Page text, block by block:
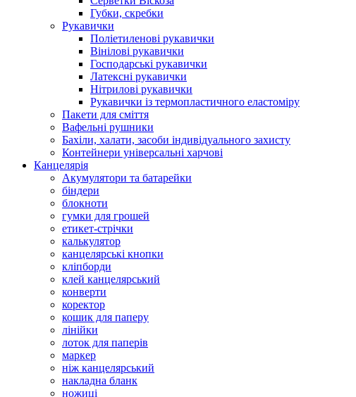
Губки, скребки
Рукавички
Поліетиленові рукавички
Вінілові рукавички
Господарські рукавички
Латексні рукавички
Нітрилові рукавички
Рукавички із термопластичного еластоміру
Пакети для сміття
Вафельні рушники
Бахіли, халати, засоби індивідуального захисту
Контейнери універсальні харчові
Канцелярія
Акумулятори та батарейки
біндери
блокноти
гумки для грошей
етикет-стрічки
калькулятор
канцелярські кнопки
кліпборди
клей канцелярський
конверти
коректор
кошик для паперу
лінійки
лоток для паперів
маркер
ніж канцелярський
накладна бланк
ножиці